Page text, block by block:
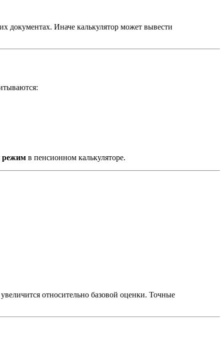
документах. Иначе калькулятор может вывести
в пенсионном калькуляторе.
относительно базовой оценки. Точные